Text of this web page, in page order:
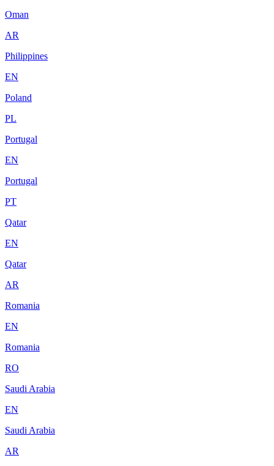
Oman
AR
Philippines
EN
Poland
PL
Portugal
EN
Portugal
PT
Qatar
EN
Qatar
AR
Romania
EN
Romania
RO
Saudi Arabia
EN
Saudi Arabia
AR